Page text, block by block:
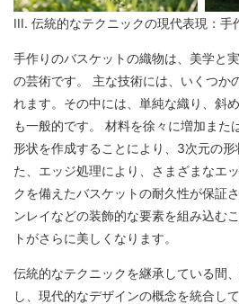
III. 伝統的なテクニックの現代表現：手
手作りのバスケットの織物は、美学と
の芸術です。 主な技術には、いくつか
れます。その中には、単純な織り、斜
も一般的です。 材料を徐々に増加また
形状を作成することにより、3次元の形
た、エッジ処理により、さまざまなエ
クを備えたバスケットの耐久性が保証
ンレイなどの装飾的な要素を組み込む
トがさらに美しくなります。
伝統的なテクニックを継承している間
し、現代的なデザインの概念を統合し